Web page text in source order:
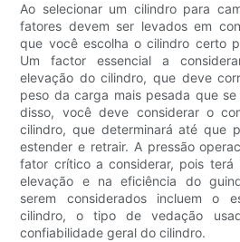
Ao selecionar um cilindro para
fatores devem ser levados em
que você escolha o cilindro certo
Um factor essencial a
elevação do cilindro, que deve
peso da carga mais pesada que
disso, você deve considerar o
cilindro, que determinará até que
estender e retrair. A pressão
fator crítico a considerar, pois
elevação e na eficiência do
serem considerados incluem o
cilindro, o tipo de vedação
confiabilidade geral do cilindro.